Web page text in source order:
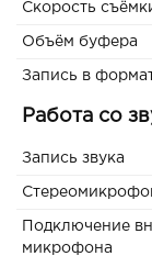
Скорость
Объём буфера
Запись в
Работа со
Запись звука
Подключение
микрофона